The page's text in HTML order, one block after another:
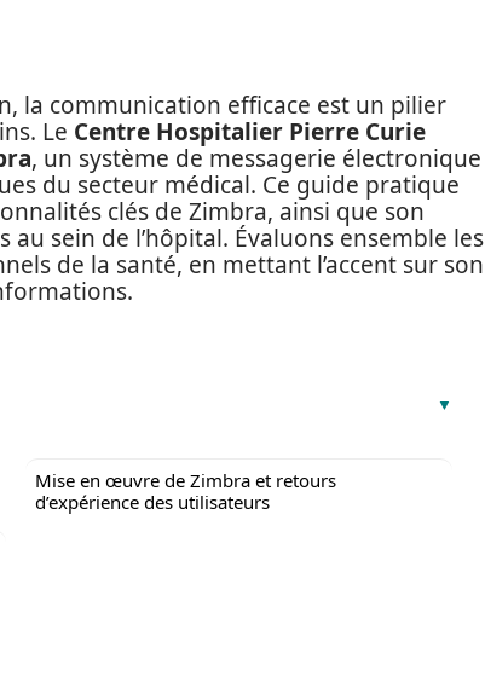
la communication efficace est un pilier
Le Centre Hospitalier Pierre Curie
, un système de messagerie électronique
du secteur médical. Ce guide pratique
clés de Zimbra, ainsi que son
sein de l’hôpital. Évaluons ensemble les
de la santé, en mettant l’accent sur son
Mise en œuvre de Zimbra et retours
d’expérience des utilisateurs